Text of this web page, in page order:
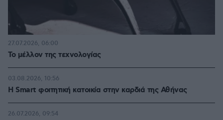
Το μέλλον της τεχνολογίας
27.07.2026, 06:00
Η Smart φοιτητική κατοικία στην καρδιά της Αθήνας
03.08.2026, 10:56
26.07.2026, 09:54